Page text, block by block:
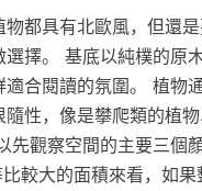
物都具有北歐風，但還
選擇。 基底以純樸的原
適合閱讀的氛圍。 植物
隨性，像是攀爬類的植
先觀察空間的主要三個
較大的面積來看，如